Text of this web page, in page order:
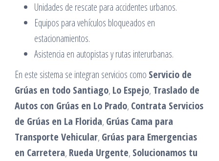
Unidades de rescate para accidentes urbanos.
Equipos para vehículos bloqueados en
estacionamientos.
Asistencia en autopistas y rutas interurbanas.
En este sistema se integran servicios como Servicio de
Grúas en todo Santiago, Lo Espejo, Traslado de
Autos con Grúas en Lo Prado, Contrata Servicios
de Grúas en La Florida, Grúas Cama para
Transporte Vehicular, Grúas para Emergencias
en Carretera, Rueda Urgente, Solucionamos tu